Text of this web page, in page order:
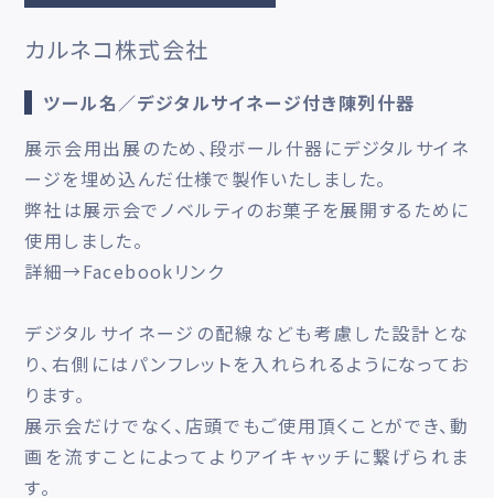
カルネコ株式会社
ツール名／デジタルサイネージ付き陳列什器
展示会用出展のため、段ボール什器にデジタルサイネ
ージを埋め込んだ仕様で製作いたしました。
弊社は展示会でノベルティのお菓子を展開するために
使用しました。
詳細→Facebookリンク
デジタルサイネージの配線なども考慮した設計とな
り、右側にはパンフレットを入れられるようになってお
ります。
展示会だけでなく、店頭でもご使用頂くことができ、動
画を流すことによってよりアイキャッチに繋げられま
す。